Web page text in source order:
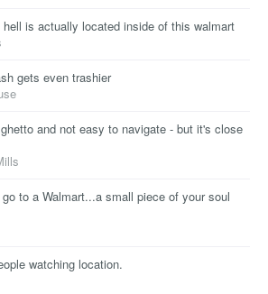
is actually located inside of this walmart
gets even trashier
and not easy to navigate - but it's close
to a Walmart...a small piece of your soul
watching location.